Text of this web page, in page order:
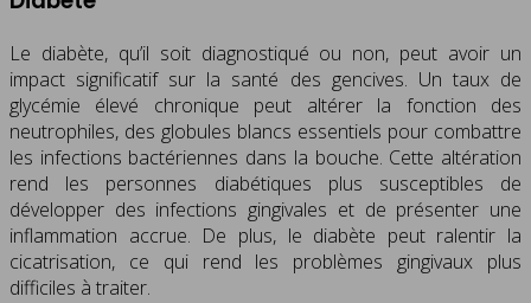
Le diabète, qu’il soit diagnostiqué ou non, peut avoir un
impact significatif sur la santé des gencives. Un taux de
glycémie élevé chronique peut altérer la fonction des
neutrophiles, des globules blancs essentiels pour combattre
les infections bactériennes dans la bouche. Cette altération
rend les personnes diabétiques plus susceptibles de
développer des infections gingivales et de présenter une
inflammation accrue. De plus, le diabète peut ralentir la
cicatrisation, ce qui rend les problèmes gingivaux plus
difficiles à traiter.